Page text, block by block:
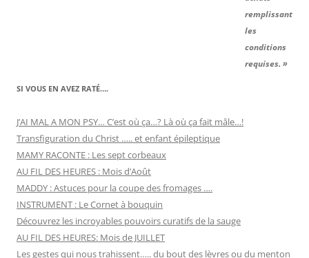
remplissant
les
conditions
requises. »
SI VOUS EN AVEZ RATÉ….
J’AI MAL A MON PSY… C’est où ça…? Là où ça fait mâle…!
Transfiguration du Christ ….. et enfant épileptique
MAMY RACONTE : Les sept corbeaux
AU FIL DES HEURES : Mois d’Août
MADDY : Astuces pour la coupe des fromages ….
INSTRUMENT : Le Cornet à bouquin
Découvrez les incroyables pouvoirs curatifs de la sauge
AU FIL DES HEURES: Mois de JUILLET
Les gestes qui nous trahissent….. du bout des lèvres ou du menton